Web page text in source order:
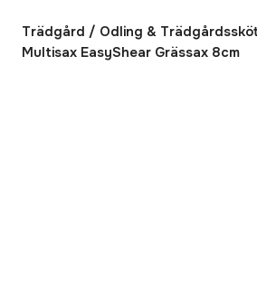
Deutschland
Trädgård / Odling &
Multisax EasyShear Grässax 8cm